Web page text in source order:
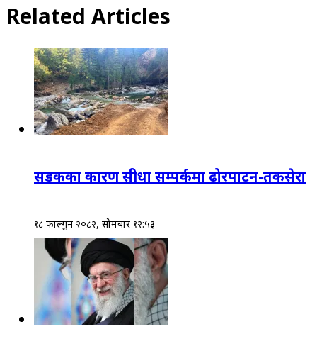
Related Articles
सडकका कारण सीधा सम्पर्कमा ढोरपाटन-तकसेरा
१८ फाल्गुन २०८२, सोमबार १२:५३